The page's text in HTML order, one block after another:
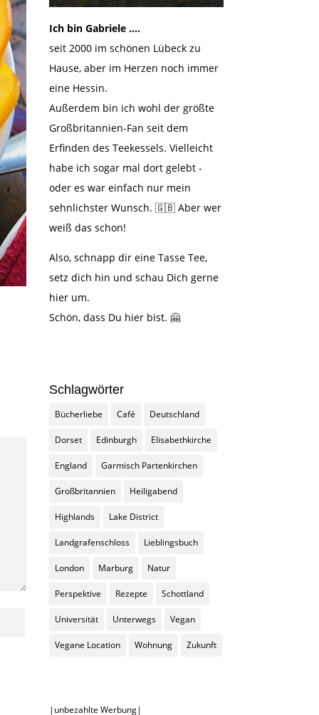
Ich bin Gabriele ….
seit 2000 im schönen Lübeck zu
Hause, aber im Herzen noch immer
eine Hessin.
Außerdem bin ich wohl der größte
Großbritannien-Fan seit dem
Erfinden des Teekessels. Vielleicht
habe ich sogar mal dort gelebt -
oder es war einfach nur mein
sehnlichster Wunsch. 🇬🇧 Aber wer
weiß das schon!
Also, schnapp dir eine Tasse Tee,
setz dich hin und schau Dich gerne
hier um.
Schön, dass Du hier bist. 🤗
Schlagwörter
Bücherliebe Café Deutschland
Dorset Edinburgh Elisabethkirche
England Garmisch Partenkirchen
Großbritannien Heiligabend
Highlands Lake District
Landgrafenschloss Lieblingsbuch
London Marburg Natur
Perspektive Rezepte Schottland
Universität Unterwegs Vegan
Vegane Location Wohnung Zukunft
|unbezahlte Werbung|